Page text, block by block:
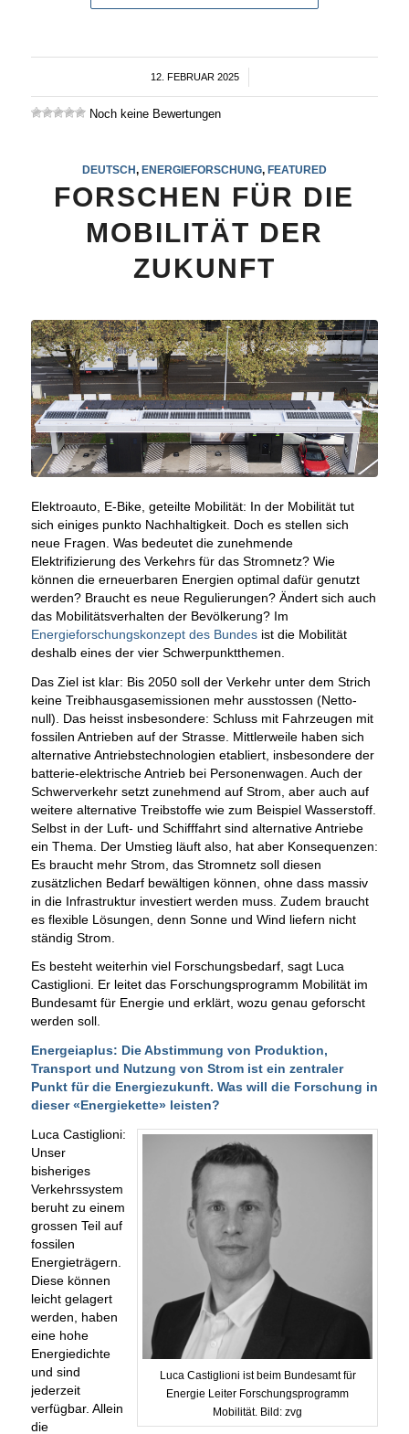
12. FEBRUAR 2025
/
Noch keine Bewertungen
DEUTSCH, ENERGIEFORSCHUNG, FEATURED
FORSCHEN FÜR DIE
MOBILITÄT DER
ZUKUNFT
Elektroauto, E-Bike, geteilte Mobilität: In der Mobilität tut
sich einiges punkto Nachhaltigkeit. Doch es stellen sich
neue Fragen. Was bedeutet die zunehmende
Elektrifizierung des Verkehrs für das Stromnetz? Wie
können die erneuerbaren Energien optimal dafür genutzt
werden? Braucht es neue Regulierungen? Ändert sich auch
das Mobilitätsverhalten der Bevölkerung? Im
Energieforschungskonzept des Bundesist die Mobilität
deshalb eines der vier Schwerpunktthemen.
Das Ziel ist klar: Bis 2050 soll der Verkehr unter dem Strich
keine Treibhausgasemissionen mehr ausstossen (Netto-
null). Das heisst insbesondere: Schluss mit Fahrzeugen mit
fossilen Antrieben auf der Strasse. Mittlerweile haben sich
alternative Antriebstechnologien etabliert, insbesondere der
batterie-elektrische Antrieb bei Personenwagen. Auch der
Schwerverkehr setzt zunehmend auf Strom, aber auch auf
weitere alternative Treibstoffe wie zum Beispiel Wasserstoff.
Selbst in der Luft- und Schifffahrt sind alternative Antriebe
ein Thema. Der Umstieg läuft also, hat aber Konsequenzen:
Es braucht mehr Strom, das Stromnetz soll diesen
zusätzlichen Bedarf bewältigen können, ohne dass massiv
in die Infrastruktur investiert werden muss. Zudem braucht
es flexible Lösungen, denn Sonne und Wind liefern nicht
ständig Strom.
Es besteht weiterhin viel Forschungsbedarf, sagt Luca
Castiglioni. Er leitet das Forschungsprogramm Mobilität im
Bundesamt für Energie und erklärt, wozu genau geforscht
werden soll.
Energeiaplus: Die Abstimmung von Produktion,
Transport und Nutzung von Strom ist ein zentraler
Punkt für die Energiezukunft. Was will die Forschung in
dieser «Energiekette» leisten?
Luca Castiglioni ist beim Bundesamt für
Energie Leiter Forschungsprogramm
Mobilität. Bild: zvg
Luca Castiglioni:
Unser
bisheriges
Verkehrssystem
beruht zu einem
grossen Teil auf
fossilen
Energieträgern.
Diese können
leicht gelagert
werden, haben
eine hohe
Energiedichte
und sind
jederzeit
verfügbar. Allein
die